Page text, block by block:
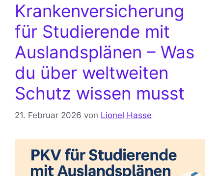
Krankenversicherung
für Studierende mit
Auslandsplänen – Was
du über weltweiten
Schutz wissen musst
21. Februar 2026 von Lionel Hasse